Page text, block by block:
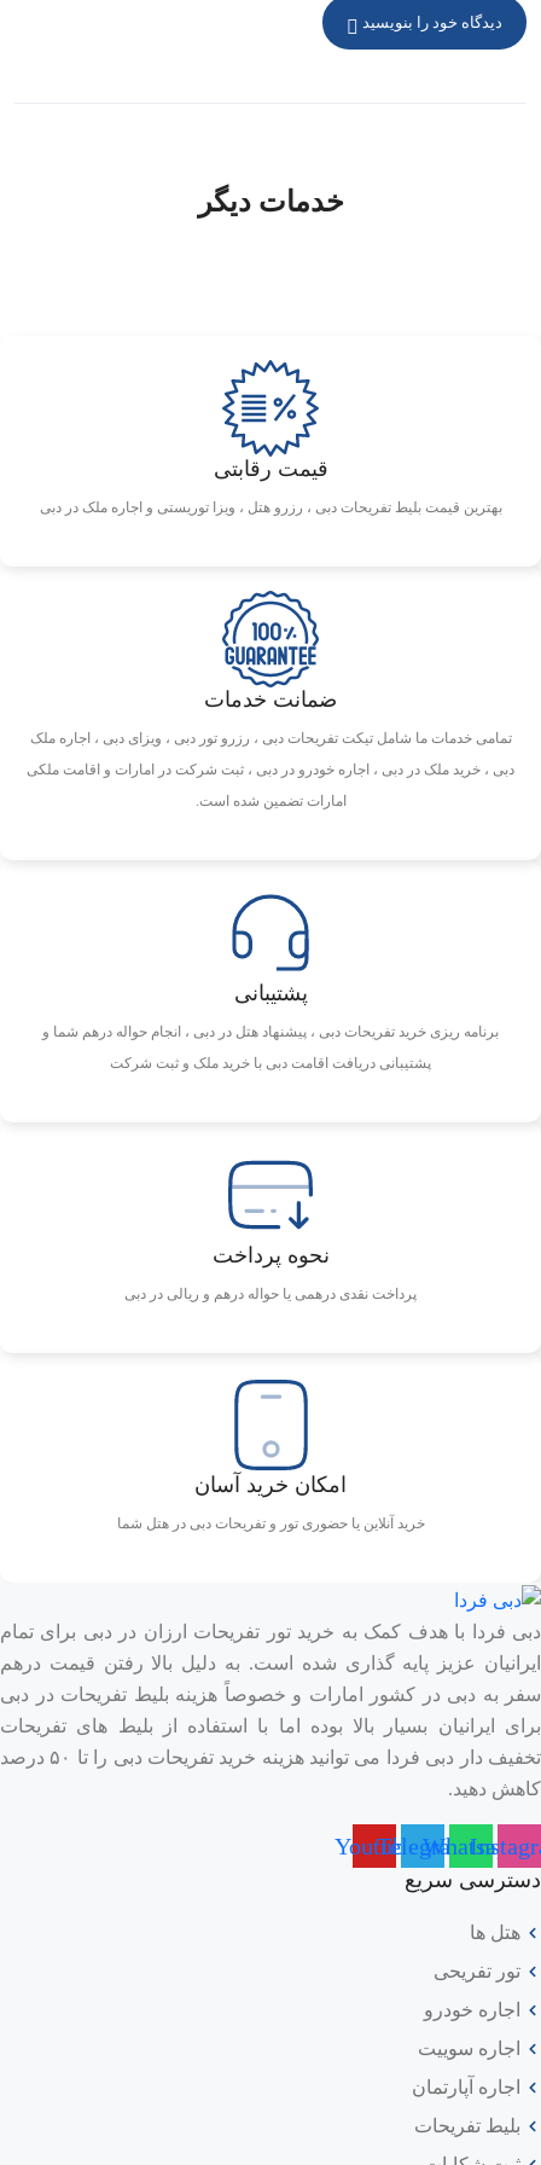
پارک خور دبی هستند. این جاذبه‌ها با فاصله کم از هتل قابل
دسترسی هستند و بازدید از آن‌ها تجربه‌ای به‌یادماندنی برای
برج خلیفه: ۴ کیلومتر
پارک آبی وایلد وادی: ۱۵ کیلومتر
ایستگاه مترو بیزنس بی: ۲ کیلومتر
ایستگاه مترو برج خلیفه/دبی مال: ۵ کیلومتر
رستوران‌های داخلی هتل: انواع غذاهای
بین‌المللی
رستوران‌های مرکز خرید دبی مال: ۵ کیلومتر
طبیعت بکر
نزدیک‌ترین فرودگاه‌ها
دیدگاه خود را بنویسید
خدمات دیگر
قیمت رقابتی
بهترین قیمت بلیط تفریحات دبی ، رزرو هتل ، ویزا توریستی و اجاره ملک در دبی
ضمانت خدمات
تمامی خدمات ما شامل تیکت تفریحات دبی ، رزرو تور دبی ، ویزای دبی ، اجاره ملک
دبی ، خرید ملک در دبی ، اجاره خودرو در دبی ، ثبت شرکت در امارات و اقامت ملکی
امارات تضمین شده است.
پشتیبانی
برنامه ریزی خرید تفریحات دبی ، پیشنهاد هتل در دبی ، انجام حواله درهم شما و
پشتیبانی دریافت اقامت دبی با خرید ملک و ثبت شرکت
نحوه پرداخت
پرداخت نقدی درهمی یا حواله درهم و ریالی در دبی
امکان خرید آسان
خرید آنلاین یا حضوری تور و تفریحات دبی در هتل شما
دبی فردا با هدف کمک به خرید تور تفریحات ارزان در دبی برای تمام
ایرانیان عزیز پایه گذاری شده است. به دلیل بالا رفتن قیمت درهم
سفر به دبی در کشور امارات و خصوصاً هزینه بلیط تفریحات در دبی
برای ایرانیان بسیار بالا بوده اما با استفاده از بلیط های تفریحات
تخفیف دار دبی فردا می توانید هزینه خرید تفریحات دبی را تا ۵۰ درصد
کاهش دهید.
Whatsapp
Telegram
Youtube
دسترسی سریع
هتل ها
تور تفریحی
اجاره خودرو
اجاره سوییت
اجاره آپارتمان
بلیط تفریحات